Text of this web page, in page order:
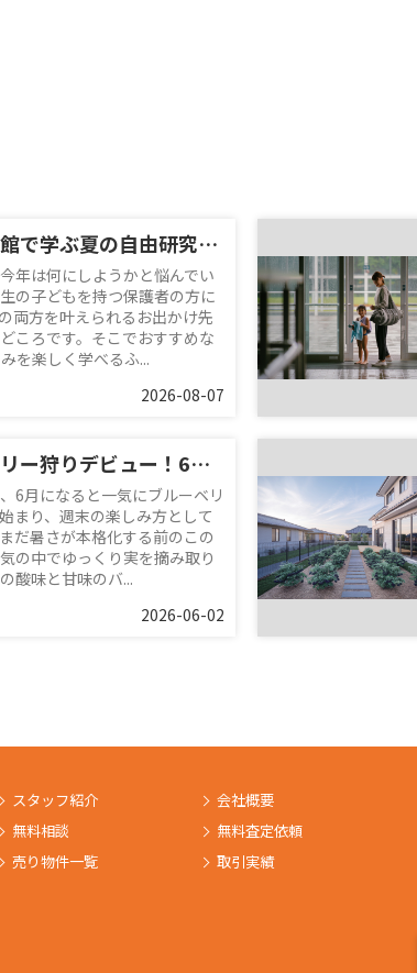
ふれあい下水道館で学ぶ夏の自由研究！小学生におすすめの親子お出かけスポット
年は何にしようかと悩んでい
の子どもを持つ保護者の方に
両方を叶えられるお出かけ先
ころです。そこでおすすめな
を楽しく学べるふ...
2026-08-07
小平でブルーベリー狩りデビュー！6月の味わい方と周辺スポット紹介
6月になると一気にブルーベリ
まり、週末の楽しみ方として
だ暑さが本格化する前のこの
の中でゆっくり実を摘み取り
酸味と甘味のバ...
2026-06-02
スタッフ紹介
無料相談
売り物件一覧
会社概要
無料査定依頼
取引実績